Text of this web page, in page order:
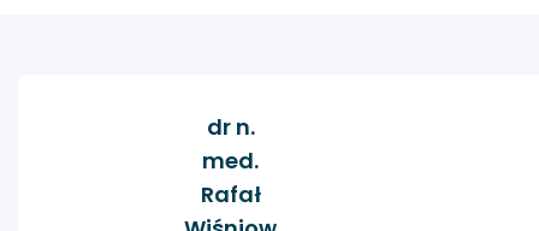
dr n.
med.
Rafał